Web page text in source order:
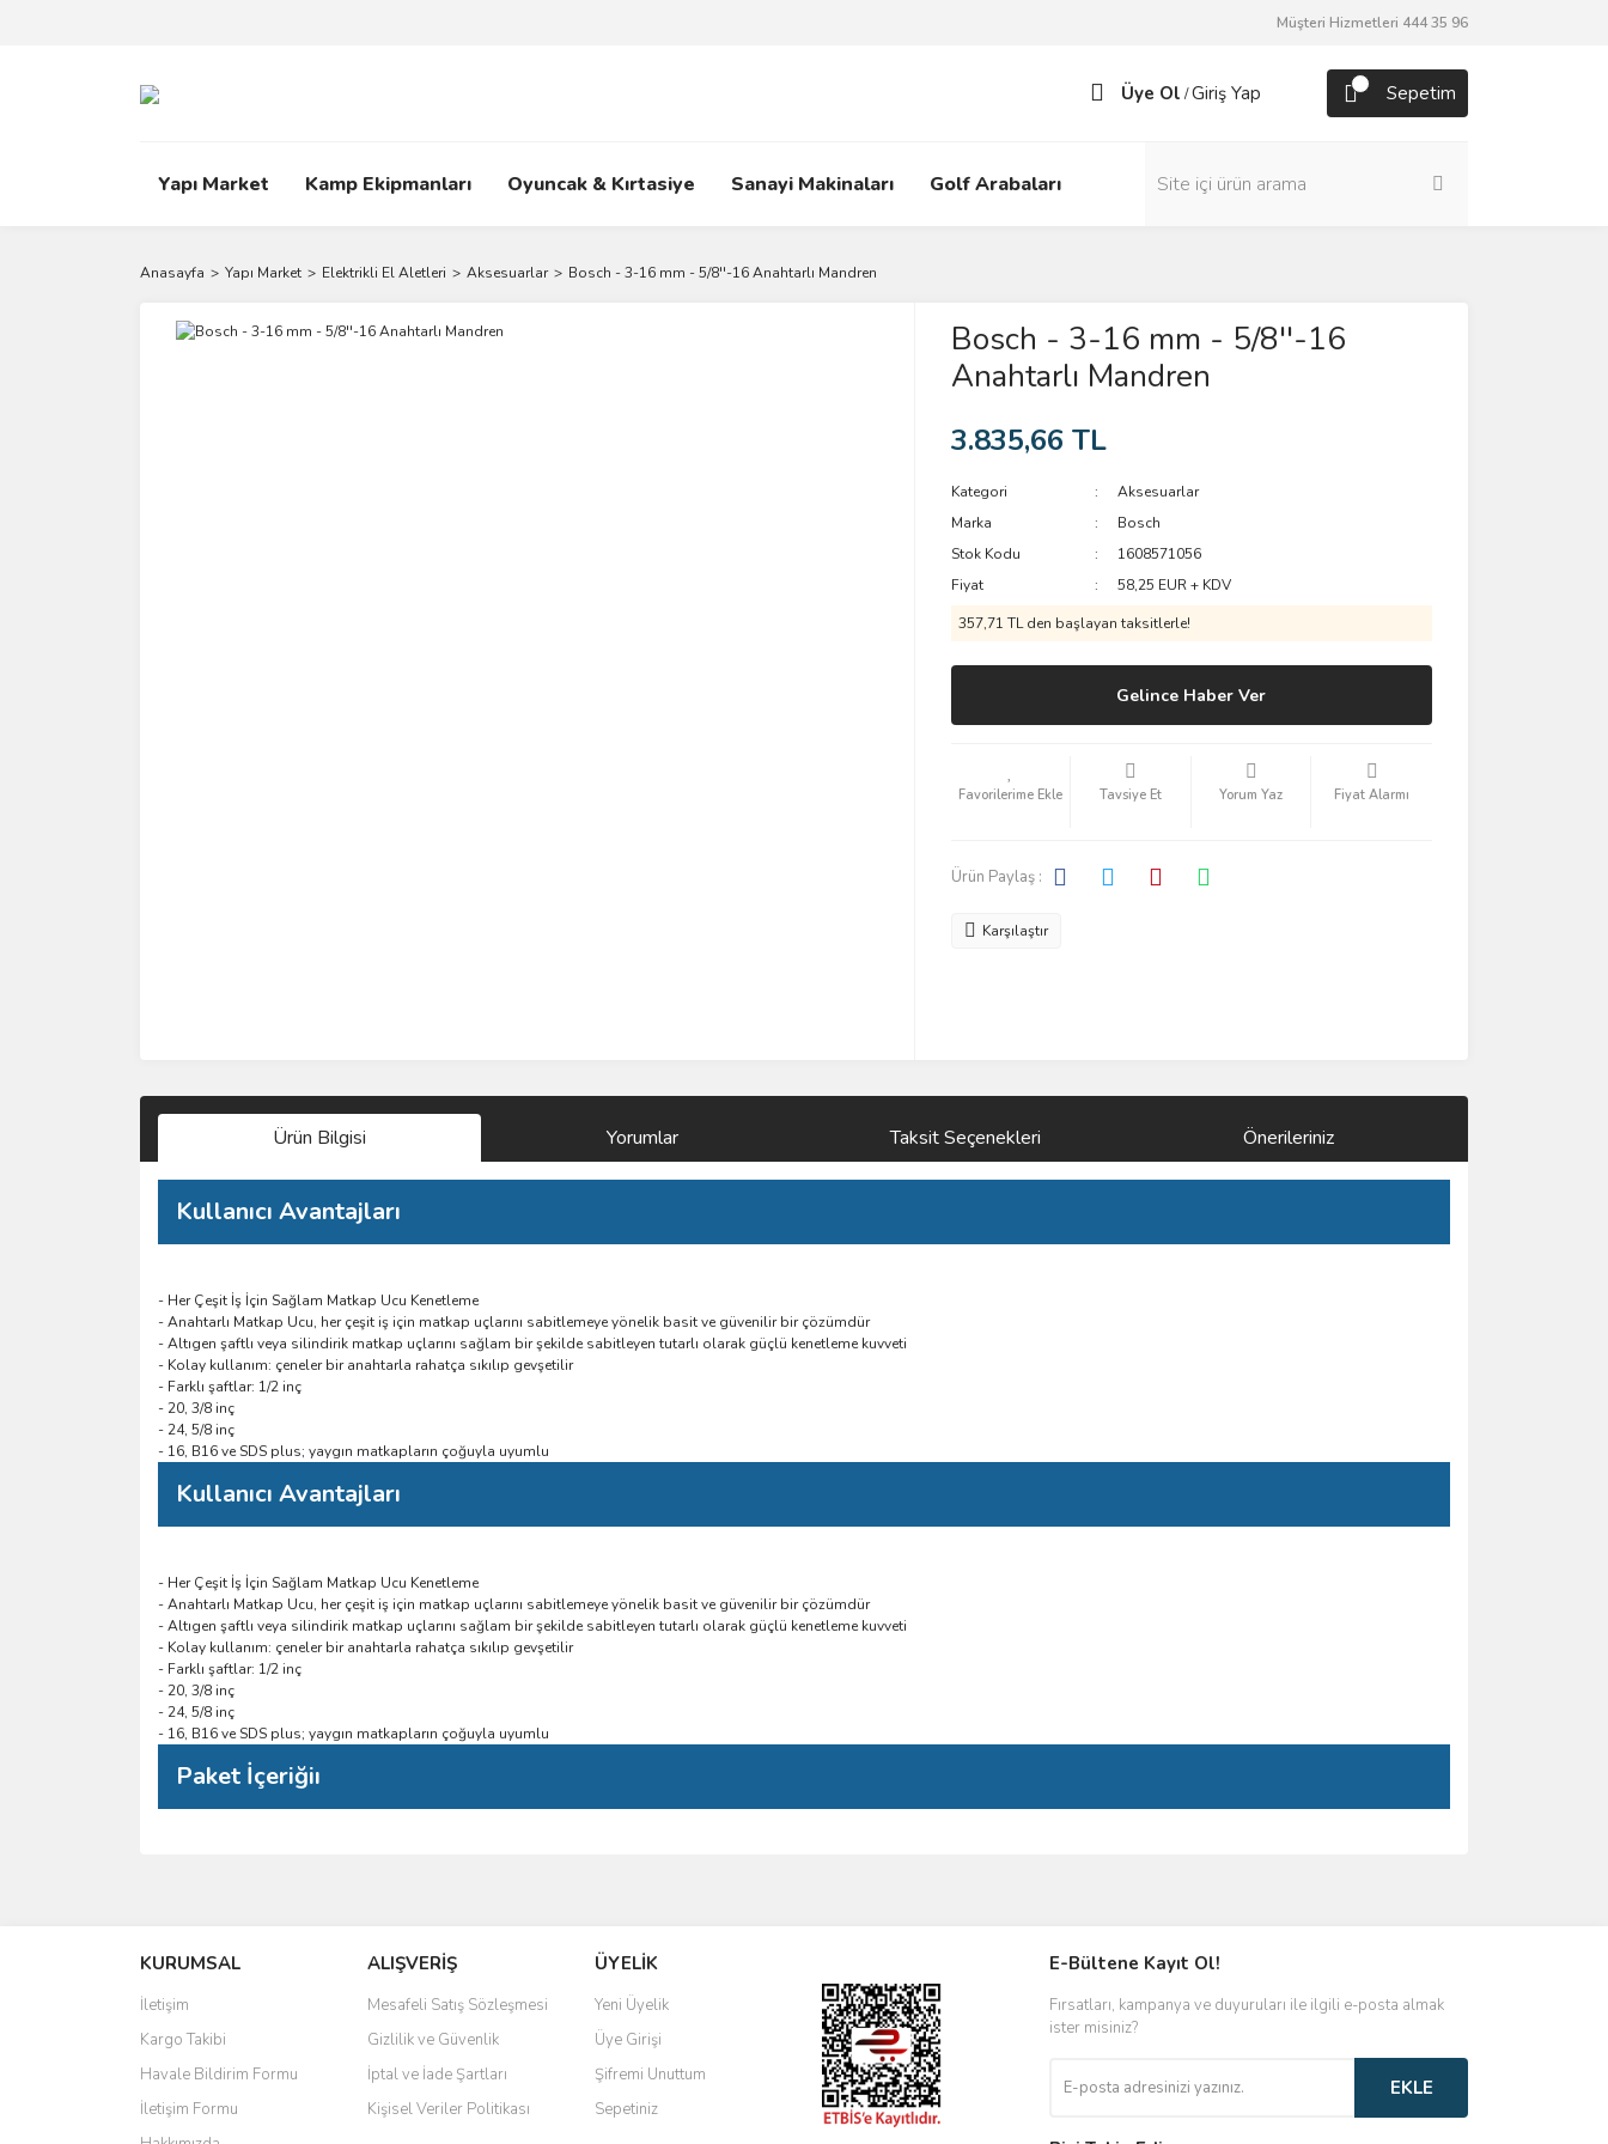
Müşteri Hizmetleri 444 35 96
Üye Ol /Giriş Yap Sepetim
Yapı Market Kamp Ekipmanları Oyuncak & Kırtasiye Sanayi Makinaları Golf Arabaları
Anasayfa Yapı Market Elektrikli El Aletleri Aksesuarlar Bosch - 3-16 mm - 5/8''-16 Anahtarlı Mandren
Bosch - 3-16 mm - 5/8''-16
Anahtarlı Mandren
3.835,66 TL
Kategori
Aksesuarlar
Marka
Bosch
Stok Kodu
1608571056
Fiyat
58,25 EUR + KDV
357,71 TL den başlayan taksitlerle!
Gelince Haber Ver
Tavsiye Et Yorum Yaz Fiyat Alarmı
Ürün Paylaş :
Karşılaştır
Ürün Bilgisi Yorumlar Taksit Seçenekleri Önerileriniz
Kullanıcı Avantajları
- Her Çeşit İş İçin Sağlam Matkap Ucu Kenetleme
- Anahtarlı Matkap Ucu, her çeşit iş için matkap uçlarını sabitlemeye yönelik basit ve güvenilir bir çözümdür
- Altıgen şaftlı veya silindirik matkap uçlarını sağlam bir şekilde sabitleyen tutarlı olarak güçlü kenetleme kuvveti
- Kolay kullanım: çeneler bir anahtarla rahatça sıkılıp gevşetilir
- Farklı şaftlar: 1/2 inç
- 20, 3/8 inç
- 24, 5/8 inç
- 16, B16 ve SDS plus; yaygın matkapların çoğuyla uyumlu
Kullanıcı Avantajları
- Her Çeşit İş İçin Sağlam Matkap Ucu Kenetleme
- Anahtarlı Matkap Ucu, her çeşit iş için matkap uçlarını sabitlemeye yönelik basit ve güvenilir bir çözümdür
- Altıgen şaftlı veya silindirik matkap uçlarını sağlam bir şekilde sabitleyen tutarlı olarak güçlü kenetleme kuvveti
- Kolay kullanım: çeneler bir anahtarla rahatça sıkılıp gevşetilir
- Farklı şaftlar: 1/2 inç
- 20, 3/8 inç
- 24, 5/8 inç
- 16, B16 ve SDS plus; yaygın matkapların çoğuyla uyumlu
Paket İçeriğiı
Yorum Yaz
Ürün resmi kalitesiz, bozuk veya görüntülenemiyor.
Ürün açıklamasında eksik bilgiler bulunuyor.
Ürün bilgilerinde hatalar bulunuyor.
Ürün fiyatı diğer sitelerden daha pahalı.
Bu ürüne benzer farklı alternatifler olmalı.
KURUMSAL
İletişim
Kargo Takibi
Havale Bildirim Formu
İletişim Formu
ALIŞVERİŞ
Mesafeli Satış Sözleşmesi
Gizlilik ve Güvenlik
İptal ve İade Şartları
Kişisel Veriler Politikası
ÜYELİK
Yeni Üyelik
Üye Girişi
Şifremi Unuttum
Sepetiniz
E-Bültene Kayıt Ol!
Fırsatları, kampanya ve duyuruları ile ilgili e-posta almak
ister misiniz?
EKLE